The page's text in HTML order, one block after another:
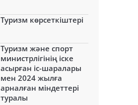
Туризм көрсеткіштері
Туризм және спорт
министрлігінің іске
асырған іс-шаралары
мен 2024 жылға
арналған міндеттері
туралы